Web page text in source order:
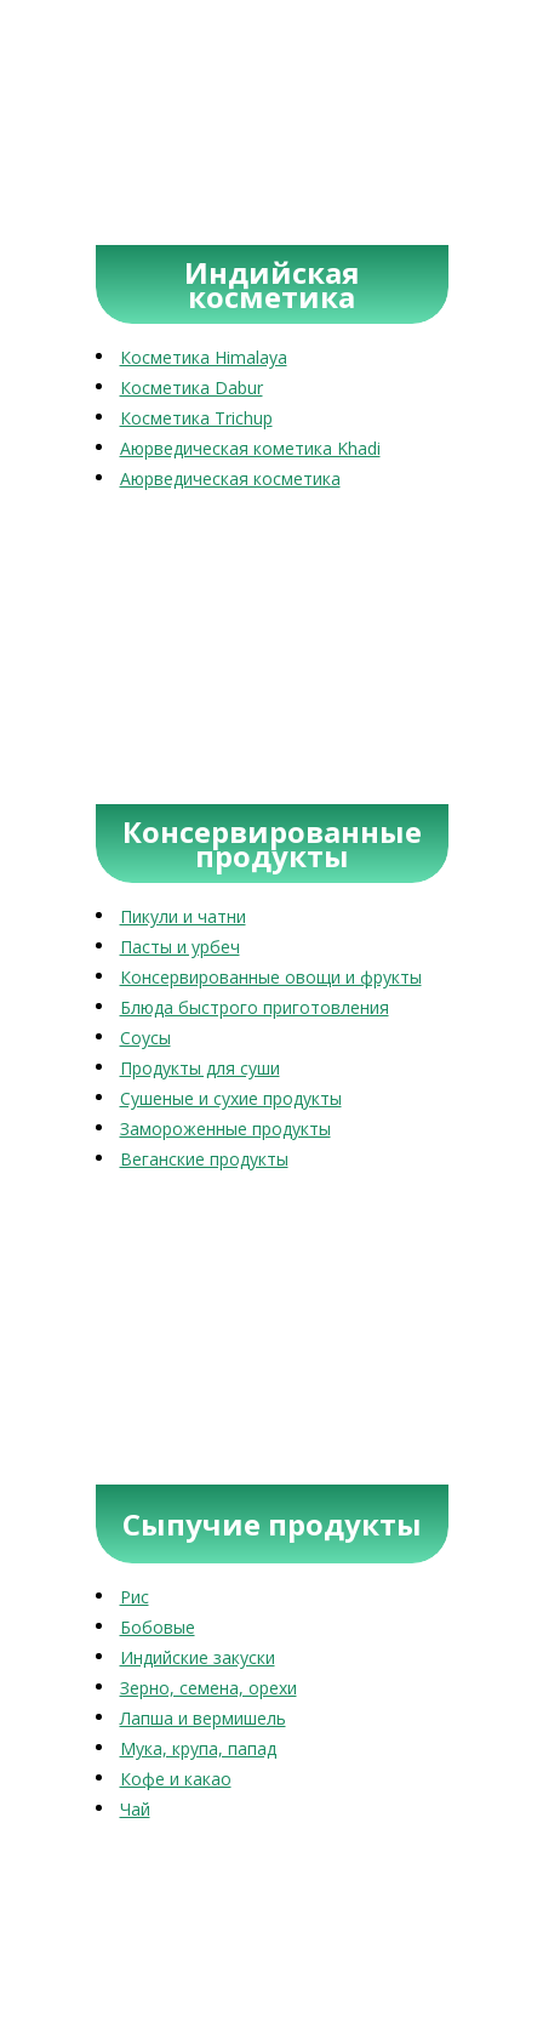
Индийская
косметика
Косметика Himalaya
Косметика Dabur
Косметика Trichup
Аюрведическая кометика Khadi
Аюрведическая косметика
Консервированные
продукты
Пикули и чатни
Пасты и урбеч
Консервированные овощи и фрукты
Блюда быстрого приготовления
Соусы
Продукты для суши
Сушеные и сухие продукты
Замороженные продукты
Веганские продукты
Сыпучие продукты
Рис
Бобовые
Индийские закуски
Зерно, семена, орехи
Лапша и вермишель
Мука, крупа, папад
Кофе и какао
Чай